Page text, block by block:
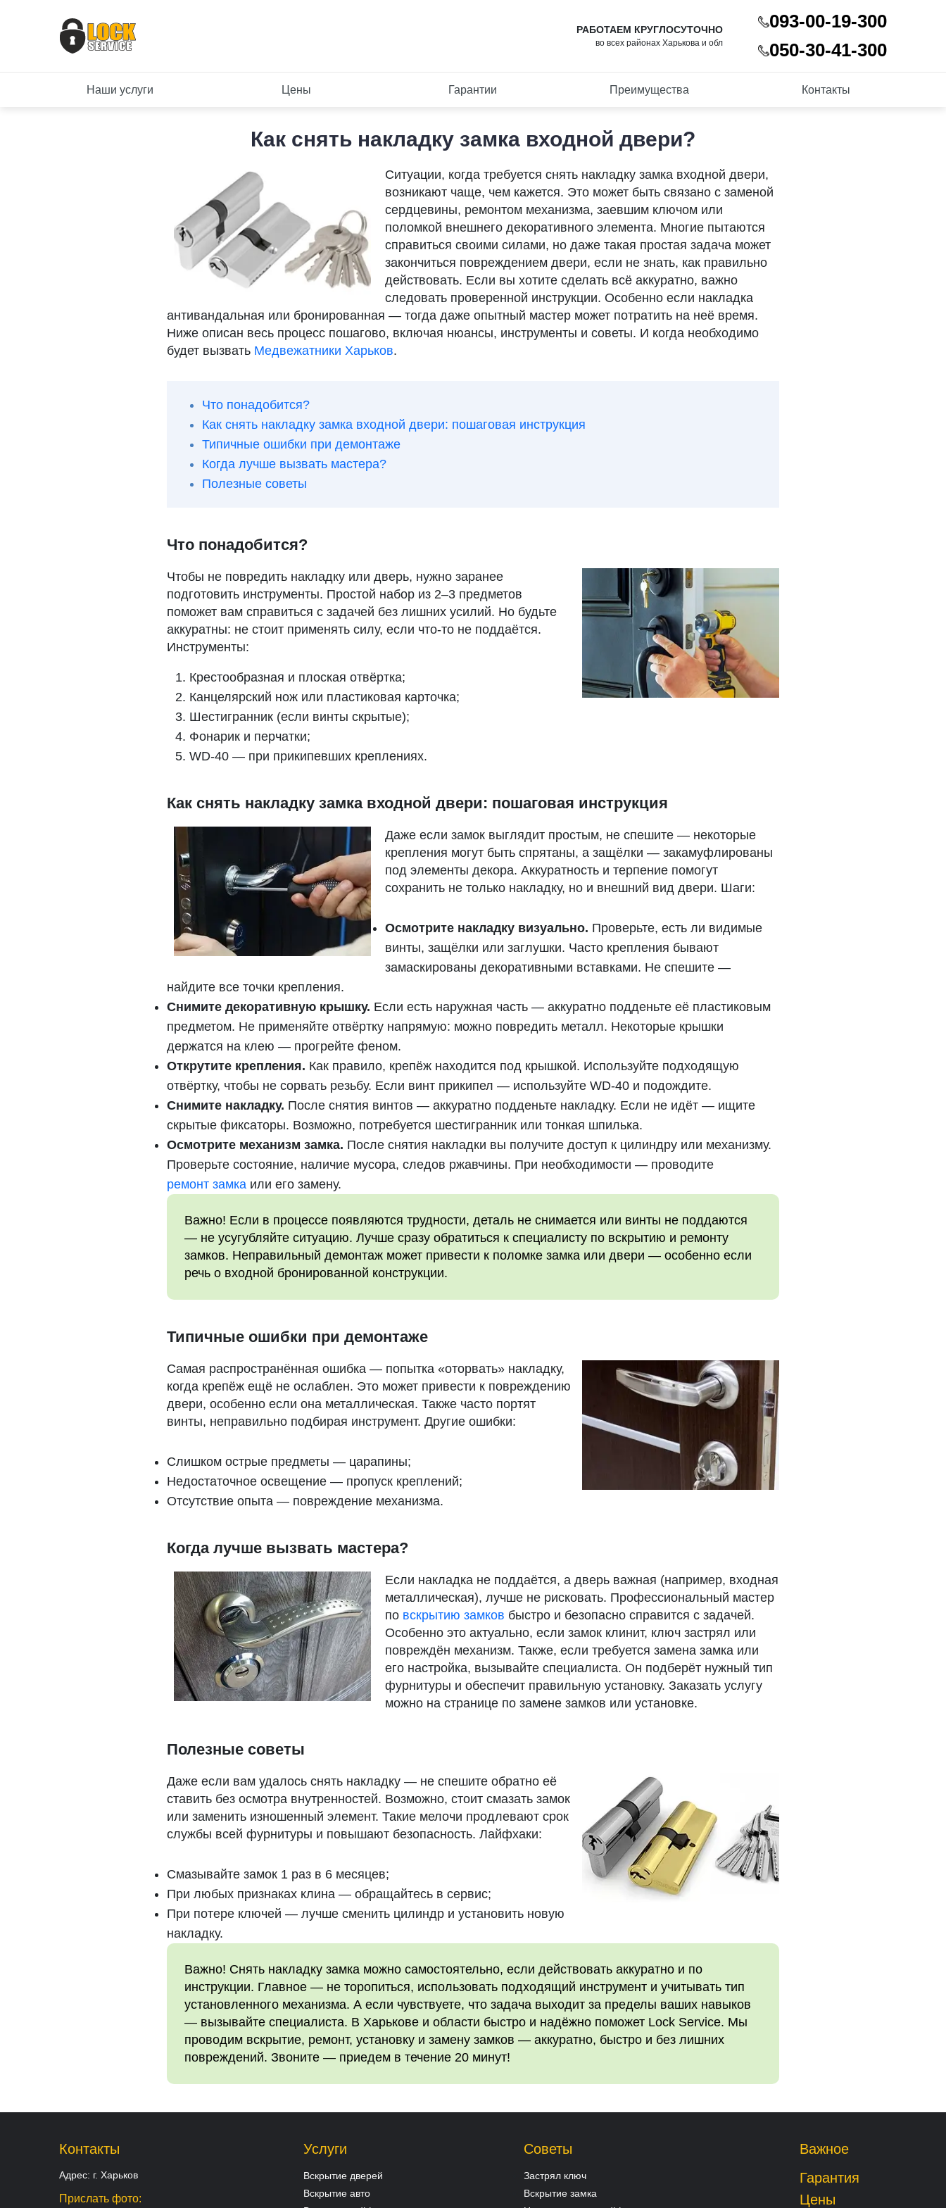
РАБОТАЕМ КРУГЛОСУТОЧНО
во всех районах Харькова и обл
093-00-19-300
050-30-41-300
Наши услуги Цены Гарантии Преимущества Контакты
Как снять накладку замка входной двери?
Ситуации, когда требуется снять накладку замка входной двери,
возникают чаще, чем кажется. Это может быть связано с заменой
сердцевины, ремонтом механизма, заевшим ключом или
поломкой внешнего декоративного элемента. Многие пытаются
справиться своими силами, но даже такая простая задача может
закончиться повреждением двери, если не знать, как правильно
действовать. Если вы хотите сделать всё аккуратно, важно
следовать проверенной инструкции. Особенно если накладка
антивандальная или бронированная — тогда даже опытный мастер может потратить на неё время.
Ниже описан весь процесс пошагово, включая нюансы, инструменты и советы. И когда необходимо
будет вызвать Медвежатники Харьков.
Что понадобится?
Как снять накладку замка входной двери: пошаговая инструкция
Типичные ошибки при демонтаже
Когда лучше вызвать мастера?
Полезные советы
Что понадобится?
Чтобы не повредить накладку или дверь, нужно заранее
подготовить инструменты. Простой набор из 2–3 предметов
поможет вам справиться с задачей без лишних усилий. Но будьте
аккуратны: не стоит применять силу, если что-то не поддаётся.
Инструменты:
Крестообразная и плоская отвёртка;
Канцелярский нож или пластиковая карточка;
Шестигранник (если винты скрытые);
Фонарик и перчатки;
WD-40 — при прикипевших креплениях.
Как снять накладку замка входной двери: пошаговая инструкция
Даже если замок выглядит простым, не спешите — некоторые
крепления могут быть спрятаны, а защёлки — закамуфлированы
под элементы декора. Аккуратность и терпение помогут
сохранить не только накладку, но и внешний вид двери. Шаги:
Осмотрите накладку визуально. Проверьте, есть ли видимые
винты, защёлки или заглушки. Часто крепления бывают
замаскированы декоративными вставками. Не спешите —
найдите все точки крепления.
Снимите декоративную крышку. Если есть наружная часть — аккуратно подденьте её пластиковым
предметом. Не применяйте отвёртку напрямую: можно повредить металл. Некоторые крышки
держатся на клею — прогрейте феном.
Открутите крепления. Как правило, крепёж находится под крышкой. Используйте подходящую
отвёртку, чтобы не сорвать резьбу. Если винт прикипел — используйте WD-40 и подождите.
Снимите накладку. После снятия винтов — аккуратно подденьте накладку. Если не идёт — ищите
скрытые фиксаторы. Возможно, потребуется шестигранник или тонкая шпилька.
Осмотрите механизм замка. После снятия накладки вы получите доступ к цилиндру или механизму.
Проверьте состояние, наличие мусора, следов ржавчины. При необходимости — проводите
ремонт замка или его замену.
Важно! Если в процессе появляются трудности, деталь не снимается или винты не поддаются
— не усугубляйте ситуацию. Лучше сразу обратиться к специалисту по вскрытию и ремонту
замков. Неправильный демонтаж может привести к поломке замка или двери — особенно если
речь о входной бронированной конструкции.
Типичные ошибки при демонтаже
Самая распространённая ошибка — попытка «оторвать» накладку,
когда крепёж ещё не ослаблен. Это может привести к повреждению
двери, особенно если она металлическая. Также часто портят
винты, неправильно подбирая инструмент. Другие ошибки:
Слишком острые предметы — царапины;
Недостаточное освещение — пропуск креплений;
Отсутствие опыта — повреждение механизма.
Когда лучше вызвать мастера?
Если накладка не поддаётся, а дверь важная (например, входная
металлическая), лучше не рисковать. Профессиональный мастер
по вскрытию замков быстро и безопасно справится с задачей.
Особенно это актуально, если замок клинит, ключ застрял или
повреждён механизм. Также, если требуется замена замка или
его настройка, вызывайте специалиста. Он подберёт нужный тип
фурнитуры и обеспечит правильную установку. Заказать услугу
можно на странице по замене замков или установке.
Полезные советы
Даже если вам удалось снять накладку — не спешите обратно её
ставить без осмотра внутренностей. Возможно, стоит смазать замок
или заменить изношенный элемент. Такие мелочи продлевают срок
службы всей фурнитуры и повышают безопасность. Лайфхаки:
Смазывайте замок 1 раз в 6 месяцев;
При любых признаках клина — обращайтесь в сервис;
При потере ключей — лучше сменить цилиндр и установить новую
накладку.
Важно! Снять накладку замка можно самостоятельно, если действовать аккуратно и по
инструкции. Главное — не торопиться, использовать подходящий инструмент и учитывать тип
установленного механизма. А если чувствуете, что задача выходит за пределы ваших навыков
— вызывайте специалиста. В Харькове и области быстро и надёжно поможет Lock Service. Мы
проводим вскрытие, ремонт, установку и замену замков — аккуратно, быстро и без лишних
повреждений. Звоните — приедем в течение 20 минут!
Контакты
Адрес: г. Харьков
Прислать фото:
Услуги
Вскрытие дверей
Вскрытие авто
Советы
Застрял ключ
Вскрытие замка
Важное
Гарантия
Цены